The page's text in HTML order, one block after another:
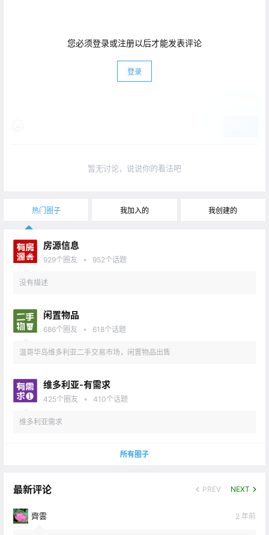
您必须登录或注册以后才能发表评论
登录
暂无讨论，说说你的看法吧
热门圈子 我加入的 我创建的
房源信息
929个圈友 • 952个话题
没有描述
闲置物品
686个圈友 • 618个话题
温哥华岛维多利亚二手交易市场，闲置物品出售
维多利亚-有需求
425个圈友 • 410个话题
维多利亚需求
所有圈子
最新评论 PREV NEXT
齊雲 2 年前